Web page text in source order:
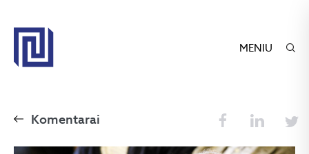
MENIU
Komentarai